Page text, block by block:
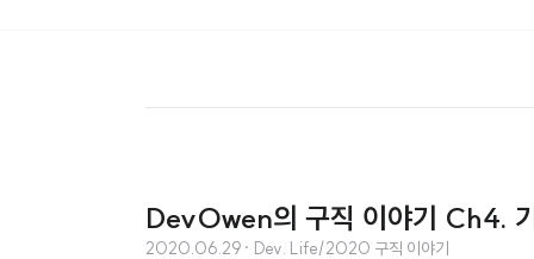
DevOwen의 구직 이야기 Ch4.
2020.06.29 · Dev. Life/2020 구직 이야기